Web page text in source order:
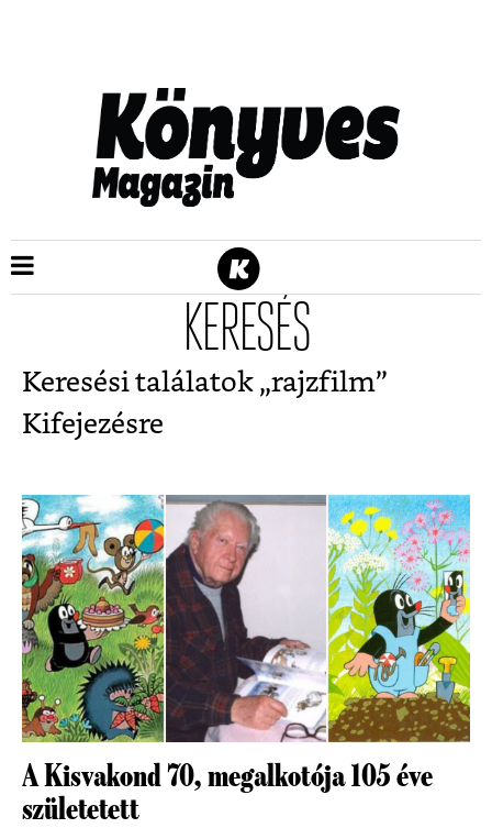
KERESÉS
Keresési találatok „rajzfilm”
Kifejezésre
A Kisvakond 70, megalkotója 105 éve
születetett